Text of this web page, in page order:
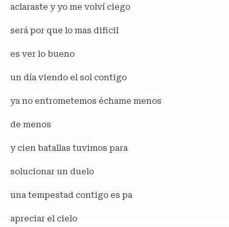
aclaraste y yo me volví ciego
será por que lo mas dificil
es ver lo bueno
un día viendo el sol contigo
ya no entrometemos échame menos
de menos
y cien batallas tuvimos para
solucionar un duelo
una tempestad contigo es pa
apreciar el cielo